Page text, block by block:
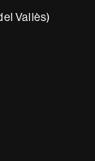
Vallès)